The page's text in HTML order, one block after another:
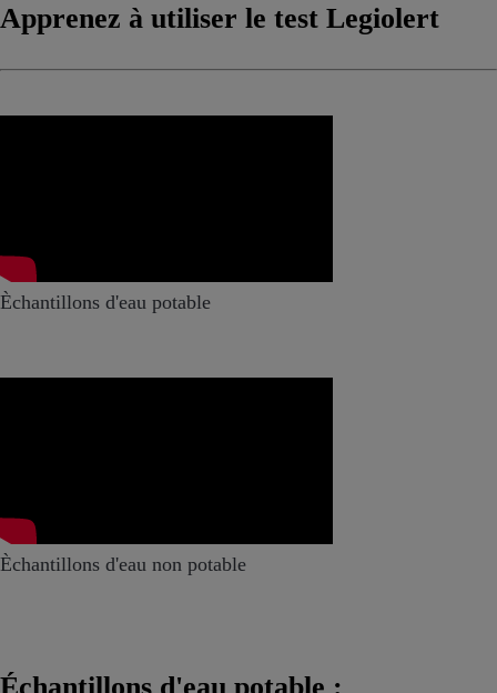
Apprenez à utiliser le test Legiolert
Èchantillons d'eau potable
Èchantillons d'eau non potable